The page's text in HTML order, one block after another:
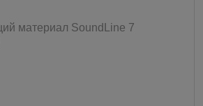
материал SoundLine 7